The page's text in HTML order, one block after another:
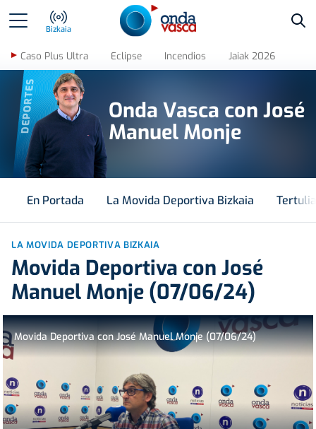
Bizkaia
Caso Plus Ultra Eclipse Incendios Jaiak 2026
DEPORTES
Onda Vasca con José
Manuel Monje
En Portada La Movida Deportiva Bizkaia
LA MOVIDA DEPORTIVA BIZKAIA
Movida Deportiva con José
Manuel Monje (07/06/24)
Movida Deportiva con José Manuel Monje (07/06/24)